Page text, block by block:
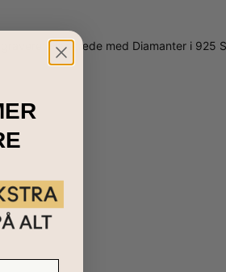
Halskæde med Diamanter i 925